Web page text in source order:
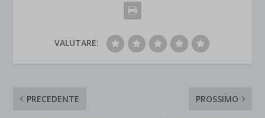
VALUTARE:
PRECEDENTE PROSSIMO